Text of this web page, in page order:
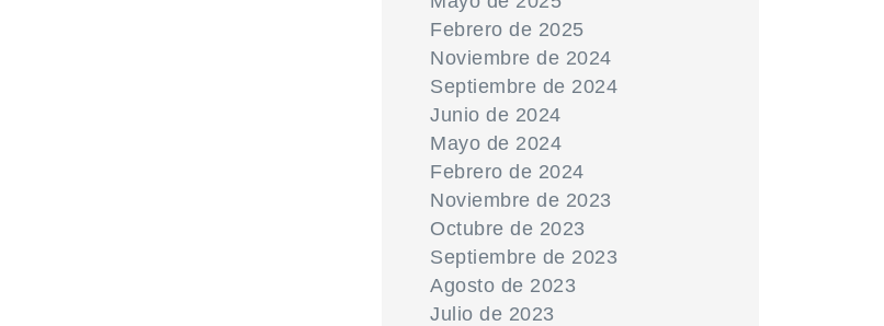
Febrero de 2025
Noviembre de 2024
Septiembre de 2024
Junio de 2024
Mayo de 2024
Febrero de 2024
Noviembre de 2023
Octubre de 2023
Septiembre de 2023
Agosto de 2023
Julio de 2023